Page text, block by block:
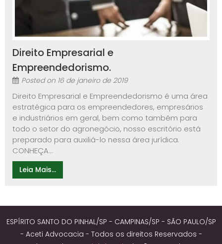
Direito Empresarial e
Empreendedorismo.
Posted on 16 de janeiro de 2019
Direito Empresarial e Empreendedorismo é uma área
estratégica para os empreendedores, empresários
e industriários em geral, bem como também para
todo o setor do agronegócio, nosso escritório está
preparado para auxiliá-lo nessa área jurídica.
CONHEÇA...
Leia Mais...
ESPÍRITO SANTO DO PINHAL/SP - CAMPINAS/SP - SÃO PAULO/SP
- Aceti Advocacia - Todos os direitos Reservados -